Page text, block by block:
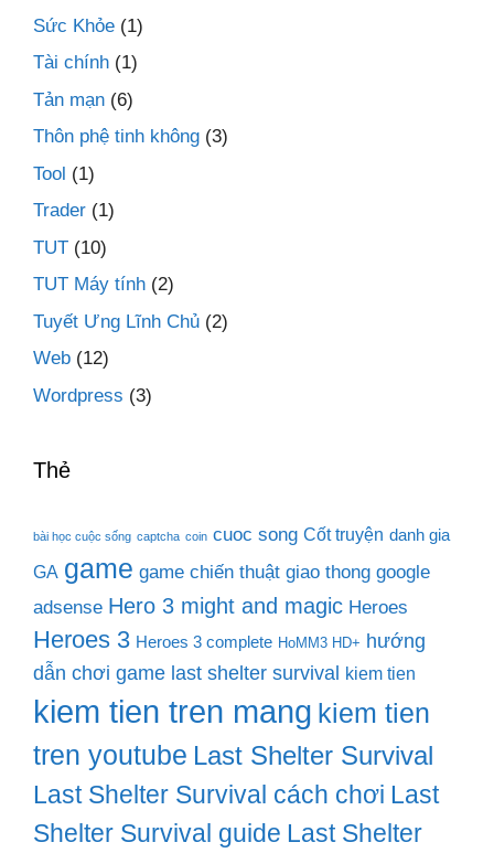
Sức Khỏe (1)
Tài chính (1)
Tản mạn (6)
Thôn phệ tinh không (3)
Tool (1)
Trader (1)
TUT (10)
TUT Máy tính (2)
Tuyết Ưng Lĩnh Chủ (2)
Web (12)
Wordpress (3)
Thẻ
bài học cuộc sống captcha coin cuoc song Cốt truyện danh gia
GA game game chiến thuật giao thong google
adsense Hero 3 might and magic Heroes
Heroes 3 Heroes 3 complete HoMM3 HD+ hướng
dẫn chơi game last shelter survival kiem tien
kiem tien tren mang kiem tien
tren youtube Last Shelter Survival
Last Shelter Survival cách chơi Last
Shelter Survival guide Last Shelter